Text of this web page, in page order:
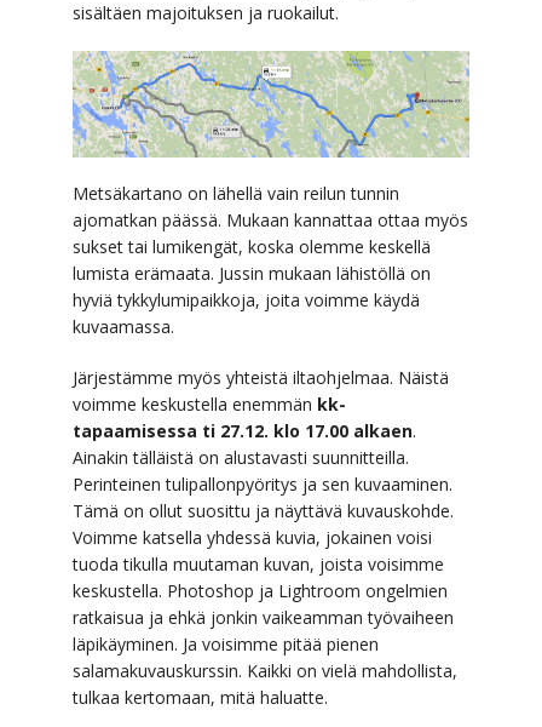
sisältäen majoituksen ja ruokailut.
Metsäkartano on lähellä vain reilun tunnin
ajomatkan päässä. Mukaan kannattaa ottaa myös
sukset tai lumikengät, koska olemme keskellä
lumista erämaata. Jussin mukaan lähistöllä on
hyviä tykkylumipaikkoja, joita voimme käydä
kuvaamassa.
Järjestämme myös yhteistä iltaohjelmaa. Näistä
voimme keskustella enemmän kk-
tapaamisessa ti 27.12. klo 17.00 alkaen.
Ainakin tälläistä on alustavasti suunnitteilla.
Perinteinen tulipallonpyöritys ja sen kuvaaminen.
Tämä on ollut suosittu ja näyttävä kuvauskohde.
Voimme katsella yhdessä kuvia, jokainen voisi
tuoda tikulla muutaman kuvan, joista voisimme
keskustella. Photoshop ja Lightroom ongelmien
ratkaisua ja ehkä jonkin vaikeamman työvaiheen
läpikäyminen. Ja voisimme pitää pienen
salamakuvauskurssin. Kaikki on vielä mahdollista,
tulkaa kertomaan, mitä haluatte.